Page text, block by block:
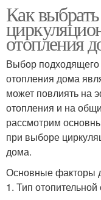
Как
отопления
Выбор подходящего
отопления дома
может повлиять на
отопления и на
рассмотрим
при выборе
дома.
Основные факторы
1. Тип